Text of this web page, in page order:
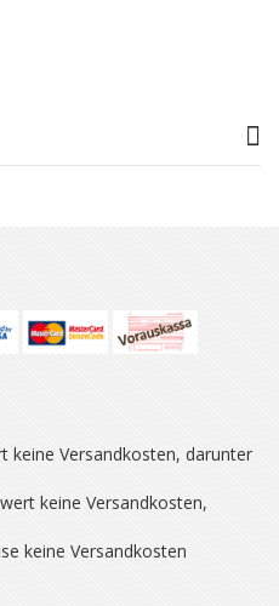
keine Versandkosten, darunter
keine Versandkosten,
keine Versandkosten